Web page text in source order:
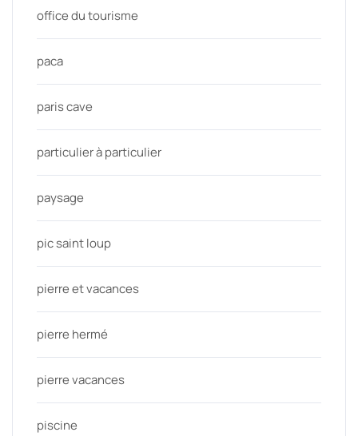
office du tourisme
paca
paris cave
particulier à particulier
paysage
pic saint loup
pierre et vacances
pierre hermé
pierre vacances
piscine